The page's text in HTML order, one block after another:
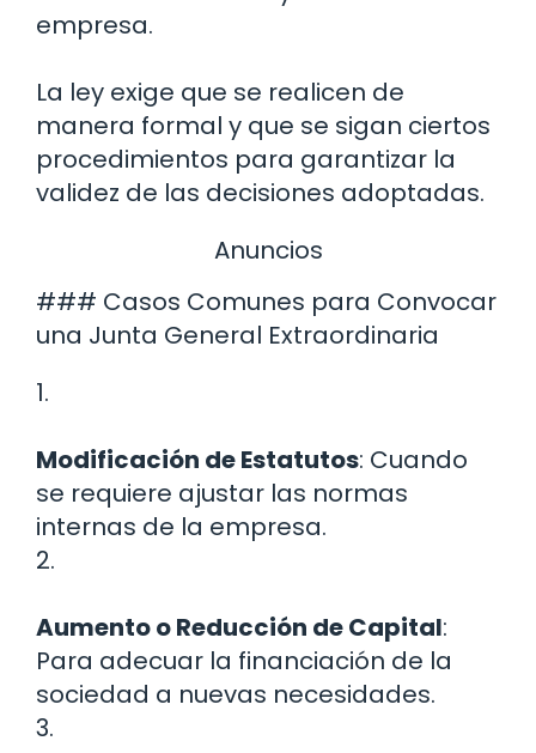
empresa.
La ley exige que se realicen de
manera formal y que se sigan ciertos
procedimientos para garantizar la
validez de las decisiones adoptadas.
Anuncios
### Casos Comunes para Convocar
una Junta General Extraordinaria
1.
Modificación de Estatutos: Cuando
se requiere ajustar las normas
internas de la empresa.
2.
Aumento o Reducción de Capital:
Para adecuar la financiación de la
sociedad a nuevas necesidades.
3.